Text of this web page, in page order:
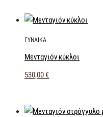
ΓΥΝΑΙΚΑ
Μενταγιόν κύκλοι
530,00€